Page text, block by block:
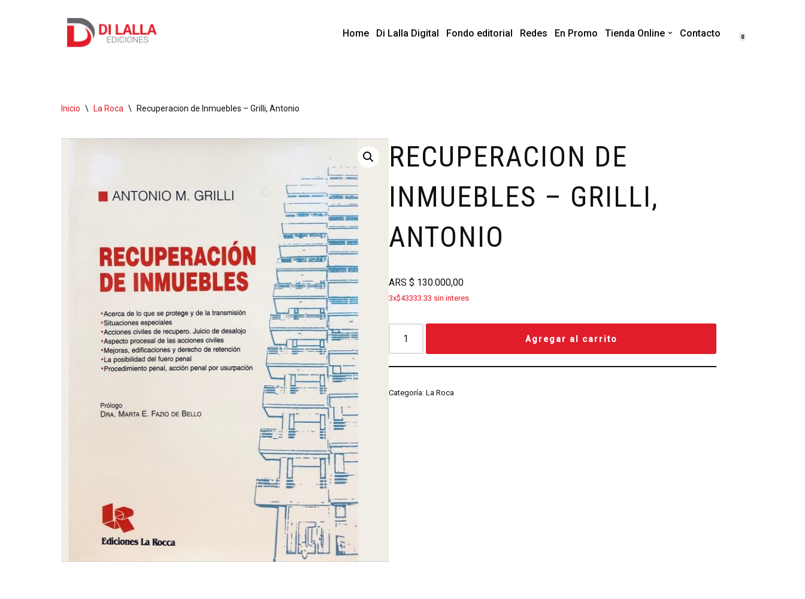
Home Di Lalla Digital Fondo editorial Redes En Promo Tienda Online Contacto 0
Inicio \ La Roca \ Recuperacion de Inmuebles – Grilli, Antonio
RECUPERACION DE
INMUEBLES – GRILLI,
ANTONIO
ARS$ 130.000,00
3x$43333.33 sin interes
Agregar al carrito
Categoría:La Roca